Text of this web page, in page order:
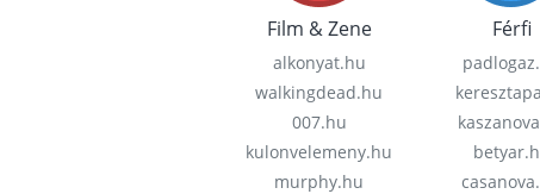
Film & Zene
alkonyat.hu
walkingdead.hu
007.hu
kulonvelemeny.hu
murphy.hu
Férfi